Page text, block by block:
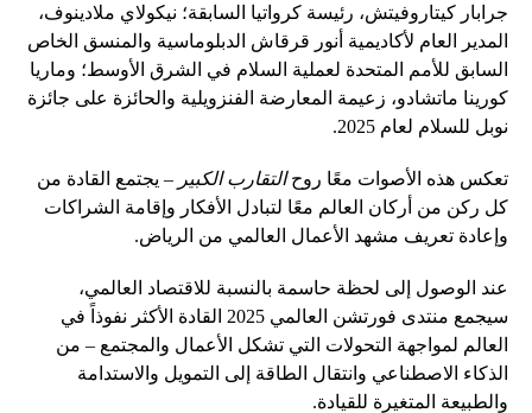
جرابار كيتاروفيتش، رئيسة كرواتيا السابقة؛ نيكولاي ملادينوف،
المدير العام لأكاديمية أنور قرقاش الدبلوماسية والمنسق الخاص
السابق للأمم المتحدة لعملية السلام في الشرق الأوسط؛ وماريا
كورينا ماتشادو، زعيمة المعارضة الفنزويلية والحائزة على جائزة
نوبل للسلام لعام 2025.
تعكس هذه الأصوات معًا روحالتقارب الكبير – يجتمع القادة من
كل ركن من أركان العالم معًا لتبادل الأفكار وإقامة الشراكات
وإعادة تعريف مشهد الأعمال العالمي من الرياض.
عند الوصول إلى لحظة حاسمة بالنسبة للاقتصاد العالمي،
سيجمع منتدى فورتشن العالمي 2025 القادة الأكثر نفوذاً في
العالم لمواجهة التحولات التي تشكل الأعمال والمجتمع – من
الذكاء الاصطناعي وانتقال الطاقة إلى التمويل والاستدامة
والطبيعة المتغيرة للقيادة.